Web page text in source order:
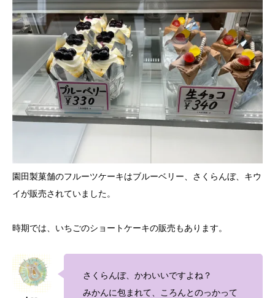
園田製菓舗のフルーツケーキはブルーベリー、さくらんぼ、キウ
イが販売されていました。
時期では、いちごのショートケーキの販売もあります。
さくらんぼ、かわいいですよね？
みかんに包まれて、ころんとのっかって